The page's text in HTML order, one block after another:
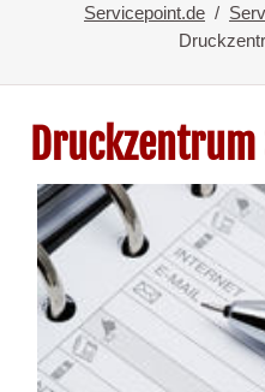
Servicepoint.de